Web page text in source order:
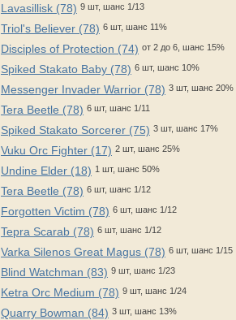
Lavasillisk (78) 9 шт, шанс 1/13
Triol's Believer (78) 6 шт, шанс 11%
Disciples of Protection (74) от 2 до 6, шанс 15%
Spiked Stakato Baby (78) 6 шт, шанс 10%
Messenger Invader Warrior (78) 3 шт, шанс 20%
Tera Beetle (78) 6 шт, шанс 1/11
Spiked Stakato Sorcerer (75) 3 шт, шанс 17%
Vuku Orc Fighter (17) 2 шт, шанс 25%
Undine Elder (18) 1 шт, шанс 50%
Tera Beetle (78) 6 шт, шанс 1/12
Forgotten Victim (78) 6 шт, шанс 1/12
Tepra Scarab (78) 6 шт, шанс 1/12
Varka Silenos Great Magus (78) 6 шт, шанс 1/15
Blind Watchman (83) 9 шт, шанс 1/23
Ketra Orc Medium (78) 9 шт, шанс 1/24
Quarry Bowman (84) 3 шт, шанс 13%